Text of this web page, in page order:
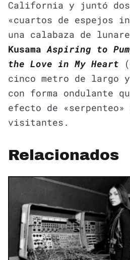
California y juntó
«cuartos de espejos
una calabaza de
Kusama Aspiring to
the Love in My Heart
cinco metro de largo
con forma ondulante
efecto de
visitantes.
Relacionados